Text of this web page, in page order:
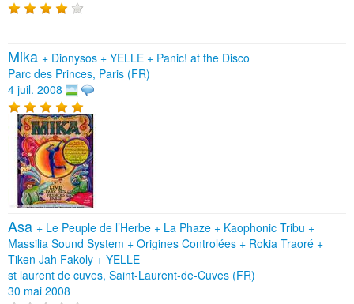
Mika + Dionysos + YELLE + Panic! at the Disco
Parc des Princes, Paris (FR)
4 juil. 2008
Asa + Le Peuple de l’Herbe + La Phaze + Kaophonic Tribu +
Massilia Sound System + Origines Controlées + Rokia Traoré +
Tiken Jah Fakoly + YELLE
st laurent de cuves, Saint-Laurent-de-Cuves (FR)
30 mai 2008